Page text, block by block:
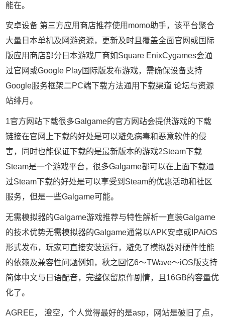
能在。
安卓设备 第三方应用商店推荐使用momo助手，该平台聚合
大量日本单机及网游资源，更新及时且覆盖全面官网或国际
版应用商店部分日本游戏厂商如Square EnixCygames会通
过官网或Google Play国际版发布游戏，需确保设备支持
Google服务框架二PC端下载方法通用下载渠道 论坛与资源
站绯月。
1官方网站下载很多Galgame的官方网站会提供游戏的下载
链接在官网上下载的好处是可以避免病毒和恶意软件的侵
害，同时也能保证下载的是最新版本的游戏2Steam下载
Steam是一个游戏平台，很多Galgame都可以在上面下载通
过Steam下载的好处是可以享受到Steam的优惠活动和社区
服务，但是一些Galgame可能。
无需模拟器的Galgame游戏推荐与特性解析一直装Galgame
的技术优势无需模拟器的Galgame通常以APK安卓或IPAiOS
形式发布，玩家可直接安装运行，避免了模拟器对硬件性能
的依赖及兼容性问题例如，秋之回忆6～TWave～iOS版支持
简体中文与日语配音，完整保留原作剧情，且16GB的容量优
化了。
AGREE， 澄空，个人觉得最好的是asp，网站是破旧了点，